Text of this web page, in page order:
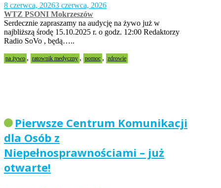
8 czerwca, 20263 czerwca, 2026
WTZ PSONI Mokrzeszów
Serdecznie zapraszamy na audycję na żywo już w
najbliższą środę 15.10.2025 r. o godz. 12:00 Redaktorzy
Radio SoVo , będą…..
na żywo , ratownik medyczny , pomoc , zdrowie
Pierwsze Centrum Komunikacji
dla Osób z
Niepełnosprawnościami – już
otwarte!